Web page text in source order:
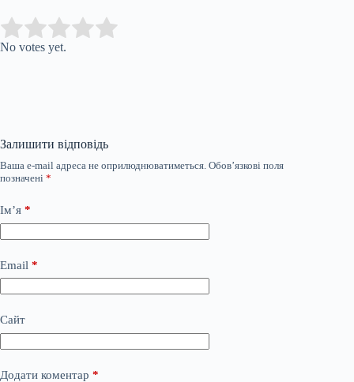
Rate this item:
No votes yet.
Залишити відповідь
Ваша e-mail адреса не оприлюднюватиметься. Обов’язкові поля
позначені *
Ім’я *
Email *
Сайт
Додати коментар *